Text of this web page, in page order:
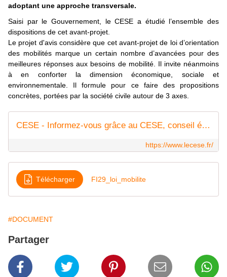
adoptant une approche transversale.
Saisi par le Gouvernement, le CESE a étudié l’ensemble des
dispositions de cet avant-projet.
Le projet d'avis considère que cet avant-projet de loi d’orientation
des mobilités marque un certain nombre d’avancées pour des
meilleures réponses aux besoins de mobilité. Il invite néanmoins
à en conforter la dimension économique, sociale et
environnementale. Il formule pour ce faire des propositions
concrètes, portées par la société civile autour de 3 axes.
CESE - Informez-vous grâce au CESE, conseil économique social et environnemental
https://www.lecese.fr/
Télécharger FI29_loi_mobilite
#DOCUMENT
Partager